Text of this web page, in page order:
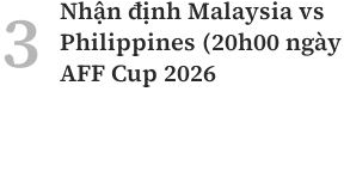
Nhận định Malaysia vs
Philippines (20h00
AFF Cup 2026